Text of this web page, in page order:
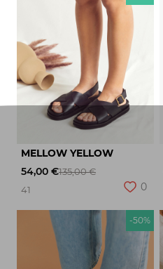
MELLOW YELLOW
54,00 €135,00 €
41
0
-50%